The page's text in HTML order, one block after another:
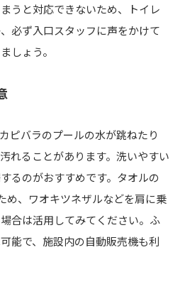
うと対応できないため、トイレ
必ず入口スタッフに声をかけて
しょう。
ピバラのプールの水が跳ねたり
れることがあります。洗いやすい
るのがおすすめです。タオルの
め、ワオキツネザルなどを肩に乗
合は活用してみてください。ふ
能で、施設内の自動販売機も利